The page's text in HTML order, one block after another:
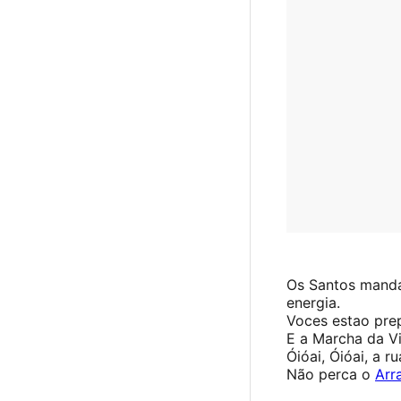
Os Santos
energia.
Voces estao
E a Marcha da
Óióai, Óióai, a
Não perca o